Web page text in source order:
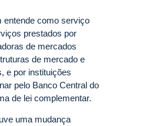
entende como serviço
prestados por
de mercados
de mercado e
e por instituições
pelo Banco Central do
de lei complementar.
uma mudança